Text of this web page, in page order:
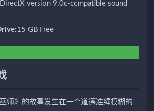
DirectX version 9.0c-compatible sound
15 GB Free
师》的故事发生在一个道德准绳模糊的